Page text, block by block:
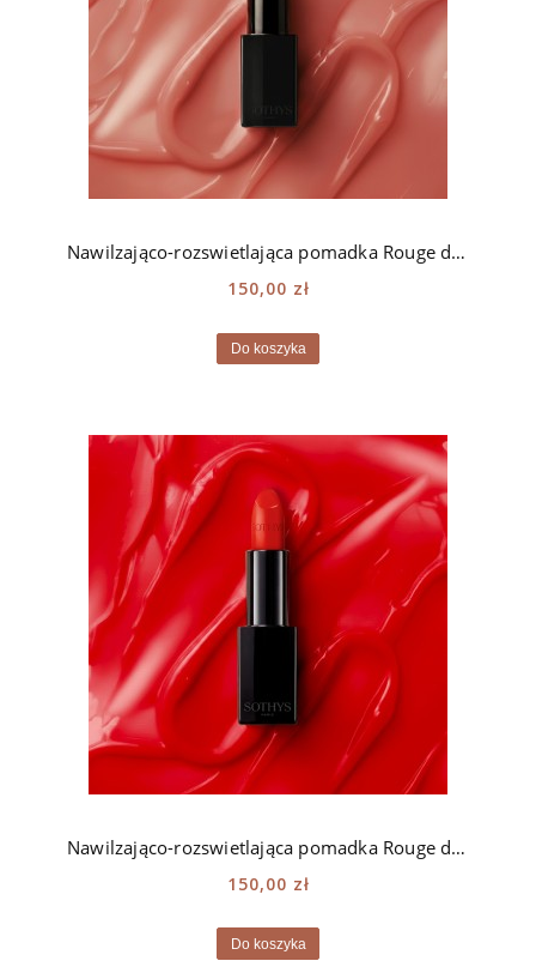
Nawilzająco-rozswietlająca pomadka Rouge doux Sothys - 111 rose Muette
150,00 zł
Do koszyka
Nawilzająco-rozswietlająca pomadka Rouge doux Sothys - 132 rouge Grenelle
150,00 zł
Do koszyka